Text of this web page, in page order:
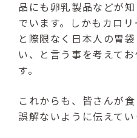
品にも卵乳製品などが
でいます。しかもカロリ
と際限なく日本人の胃
い、と言う事を考えて
す。
これからも、皆さんが
誤解ないように伝えてい